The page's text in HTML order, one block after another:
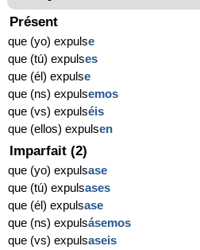
Présent
que (yo) expulse
que (tú) expulses
que (él) expulse
que (ns) expulsemos
que (vs) expulséis
que (ellos) expulsen
Imparfait (2)
que (yo) expulsase
que (tú) expulsases
que (él) expulsase
que (ns) expulsásemos
que (vs) expulsaseis